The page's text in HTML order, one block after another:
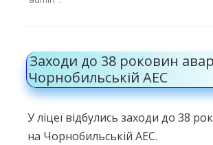
Заходи до 38 роковин
Чорнобильській АЕС
У ліцеї відбулись заходи до 38
на Чорнобильській АЕС.